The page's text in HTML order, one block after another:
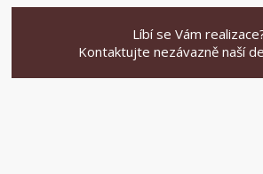
Líbí se Vám
Kontaktujte nezávazně naší